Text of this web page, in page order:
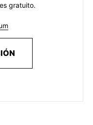
gratuito.